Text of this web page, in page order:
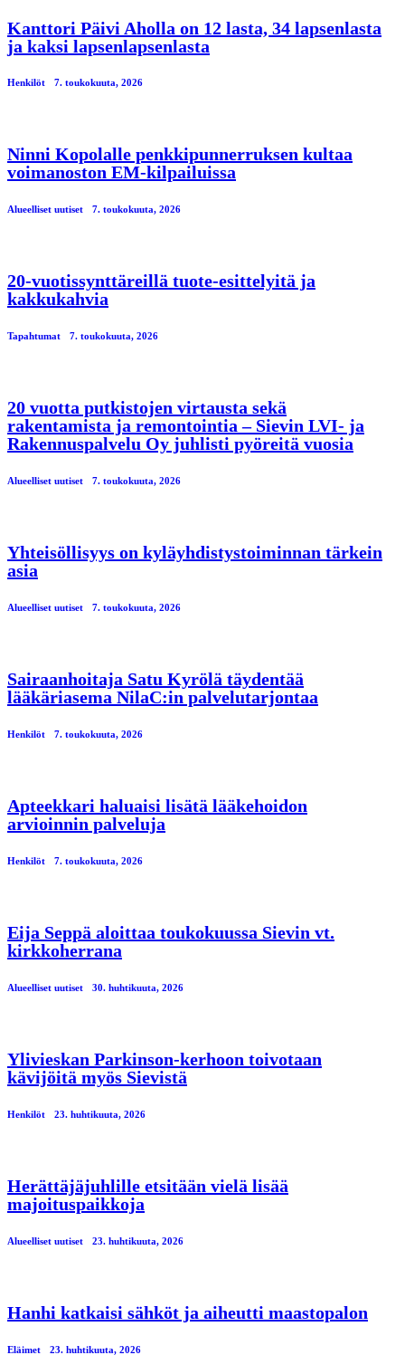
Kanttori Päivi Aholla on 12 lasta, 34 lapsenlasta
ja kaksi lapsenlapsenlasta
Henkilöt 7. toukokuuta, 2026
Ninni Kopolalle penkkipunnerruksen kultaa
voimanoston EM-kilpailuissa
Alueelliset uutiset 7. toukokuuta, 2026
20-vuotissynttäreillä tuote-esittelyitä ja
kakkukahvia
Tapahtumat 7. toukokuuta, 2026
20 vuotta putkistojen virtausta sekä
rakentamista ja remontointia – Sievin LVI- ja
Rakennuspalvelu Oy juhlisti pyöreitä vuosia
Alueelliset uutiset 7. toukokuuta, 2026
Yhteisöllisyys on kyläyhdistystoiminnan tärkein
asia
Alueelliset uutiset 7. toukokuuta, 2026
Sairaanhoitaja Satu Kyrölä täydentää
lääkäriasema NilaC:in palvelutarjontaa
Henkilöt 7. toukokuuta, 2026
Apteekkari haluaisi lisätä lääkehoidon
arvioinnin palveluja
Henkilöt 7. toukokuuta, 2026
Eija Seppä aloittaa toukokuussa Sievin vt.
kirkkoherrana
Alueelliset uutiset 30. huhtikuuta, 2026
Ylivieskan Parkinson-kerhoon toivotaan
kävijöitä myös Sievistä
Henkilöt 23. huhtikuuta, 2026
Herättäjäjuhlille etsitään vielä lisää
majoituspaikkoja
Alueelliset uutiset 23. huhtikuuta, 2026
Hanhi katkaisi sähköt ja aiheutti maastopalon
Eläimet 23. huhtikuuta, 2026